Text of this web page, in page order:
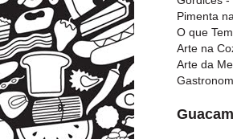
Pimenta
O que
Arte na
Arte da